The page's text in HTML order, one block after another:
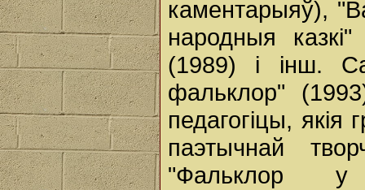
каментарыяў),
народныя
(1989) і інш.
фальклор"
педагогіцы,
паэтычнай
"Фальклор у